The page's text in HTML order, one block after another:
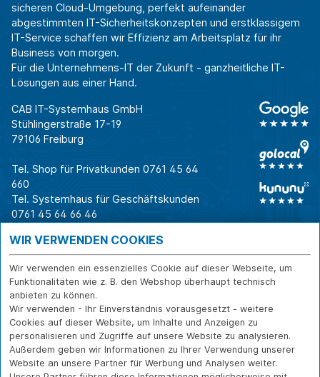
sicheren Cloud-Umgebung, perfekt aufeinander
abgestimmten IT-Sicherheitskonzepten und erstklassigem
IT-Service schaffen wir Effizienz am Arbeitsplatz für ihr
Business von morgen.
Für die Unternehmens-IT der Zukunft - ganzheitliche IT-
Lösungen aus einer Hand.
CAB IT-Systemhaus GmbH
Stühlingerstraße 17-19
79106 Freiburg
Tel. Shop für Privatkunden 0761 45 64
660
Tel. Systemhaus für Geschäftskunden
0761 45 64 66 46
Warum CAB
Für Business-
Entscheider
Für IT-Leiter
Für Privatkunden
Erfolgsgeschichte
n
Branchen
IT für
IT-Security
IT-Infrastruktur
Softwarelösungen
WLAN-Lösungen
IT-Beratung und
Service
Reparatur
Versand- und
Zahlarten
Rücksendung und
Widerruf
WIR VERWENDEN COOKIES
Wir verwenden ein essenzielles Cookie auf dieser Webseite, um
Funktionalitäten wie z. B. den Webshop überhaupt technisch
anbieten zu können.
Wir verwenden - Ihr Einverständnis vorausgesetzt - weitere
Cookies auf dieser Website, um Inhalte und Anzeigen zu
personalisieren und Zugriffe auf unsere Website zu analysieren.
Außerdem geben wir Informationen zu Ihrer Verwendung unserer
Website an unsere Partner für Werbung und Analysen weiter.